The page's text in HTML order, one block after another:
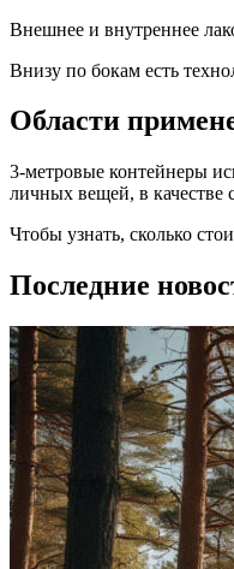
Внешнее и внутреннее
Внизу по бокам есть
Области
3-метровые контейнеры
личных вещей, в качестве
Чтобы узнать, сколько
Последние